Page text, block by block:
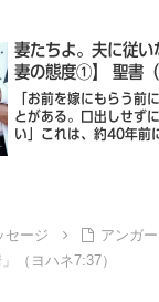
基本的な性格として「
つ「二重人格者」であ
怖い側面を体現するの
神...
妻たちよ。夫に従
妻の態度①】 聖書
「お前を嫁にもらう前
とがある。口出しせず
い」これは、約40年前
う歌です。今、この曲
セージ
アンガ
（ヨハネ7:37）